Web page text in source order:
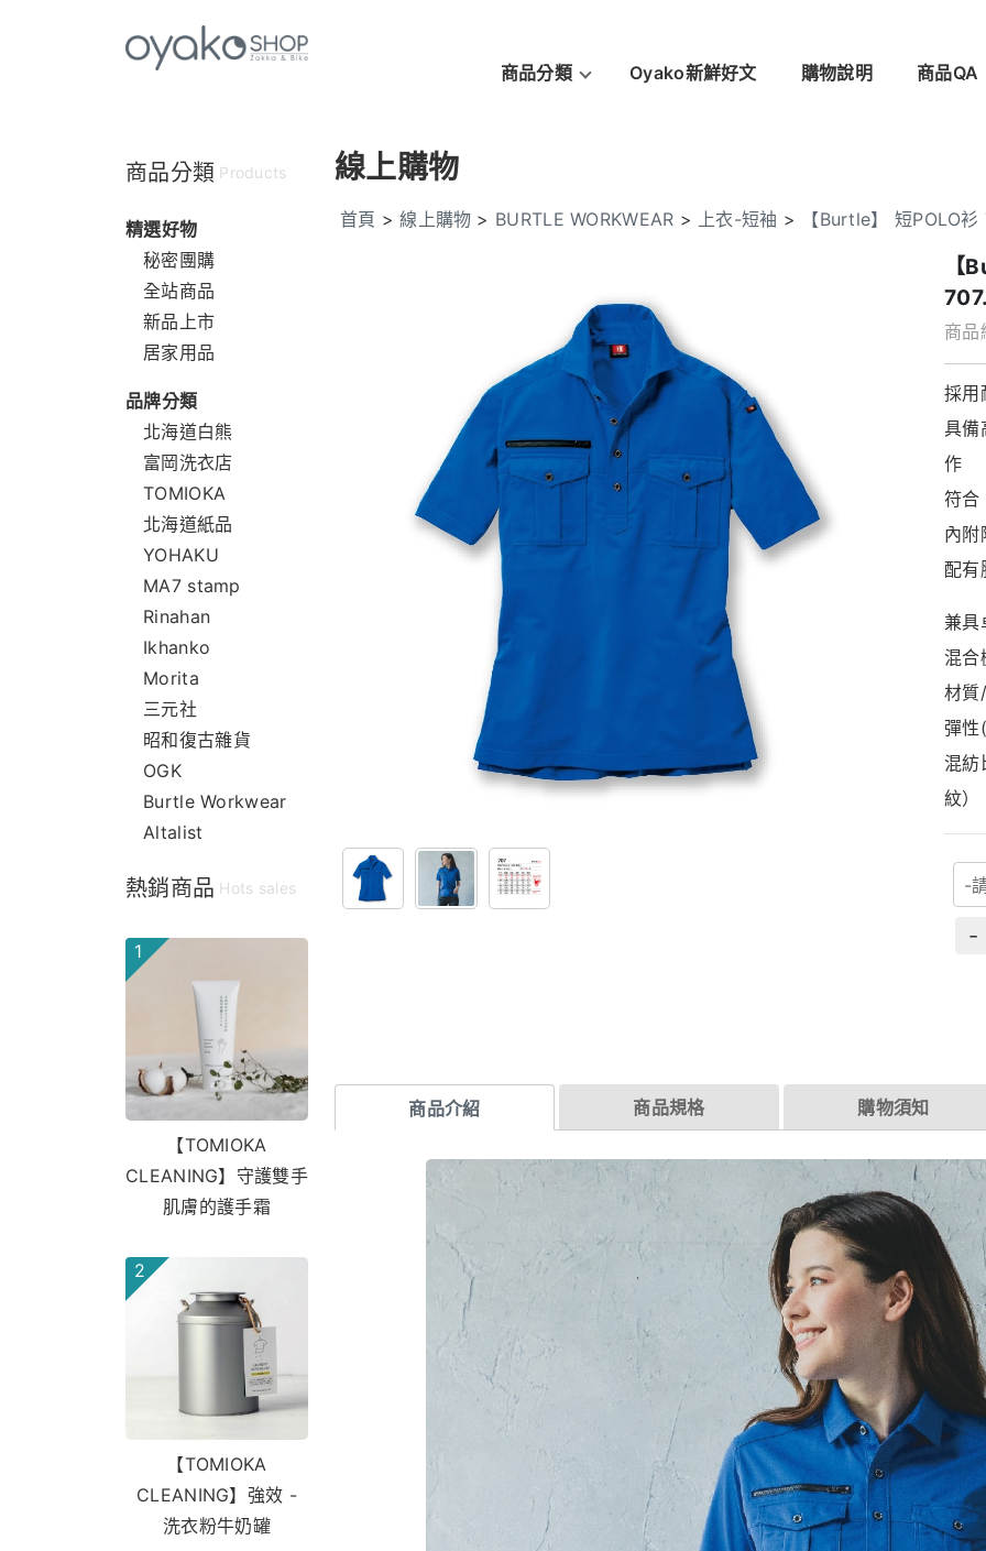
商品分類 Oyako新鮮好文 購物說明 商品QA
商品分類 Products
精選好物
秘密團購
全站商品
新品上市
居家用品
品牌分類
北海道白熊
富岡洗衣店
TOMIOKA
北海道紙品
YOHAKU
MA7 stamp
Rinahan
Ikhanko
Morita
三元社
昭和復古雜貨
OGK
Burtle Workwear
Altalist
熱銷商品 Hots sales
1
【TOMIOKA
CLEANING】守護雙手
肌膚的護手霜
2
【TOMIOKA
CLEANING】強效 -
洗衣粉牛奶罐
線上購物
首頁 >線上購物 > BURTLE WORKWEAR > 上衣-短袖 > 【Burtle】 短POLO
【
商品
採用
具備
作
符合
內附
配有
兼具
混合
材質
彈性
混紡
紋）
-
商品介紹 商品規格 購物須知